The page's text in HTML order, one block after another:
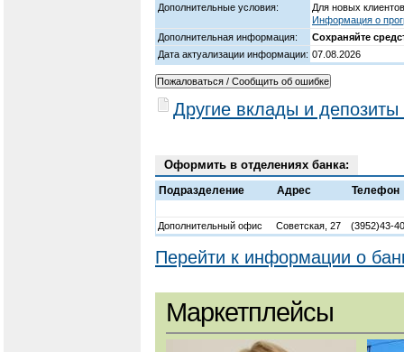
Дополнительные условия:
Для новых
Информация о
Дополнительная информация:
Сохраняйте
Дата актуализации информации: 07.08.2026
Другие вклады и
Оформить в отделениях банка:
Подразделение Адрес Телефон
Дополнительный офис Советская, 27 (3952)43-
Перейти к информации о
Маркетплейсы